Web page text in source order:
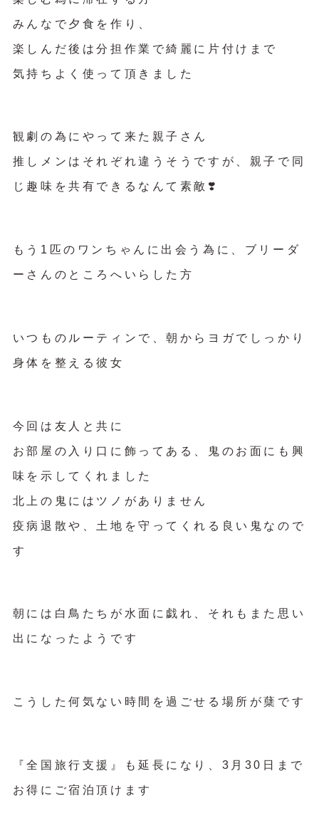
みんなで夕食を作り、
楽しんだ後は分担作業で綺麗に片付けまで
気持ちよく使って頂きました
観劇の為にやって来た親子さん
推しメンはそれぞれ違うそうですが、親子で同
じ趣味を共有できるなんて素敵❣️
もう1匹のワンちゃんに出会う為に、ブリーダ
ーさんのところへいらした方
いつものルーティンで、朝からヨガでしっかり
身体を整える彼女
今回は友人と共に
お部屋の入り口に飾ってある、鬼のお面にも興
味を示してくれました
北上の鬼にはツノがありません
疫病退散や、土地を守ってくれる良い鬼なので
す
朝には白鳥たちが水面に戯れ、それもまた思い
出になったようです
こうした何気ない時間を過ごせる場所が蘖です
『全国旅行支援』も延長になり、3月30日まで
お得にご宿泊頂けます